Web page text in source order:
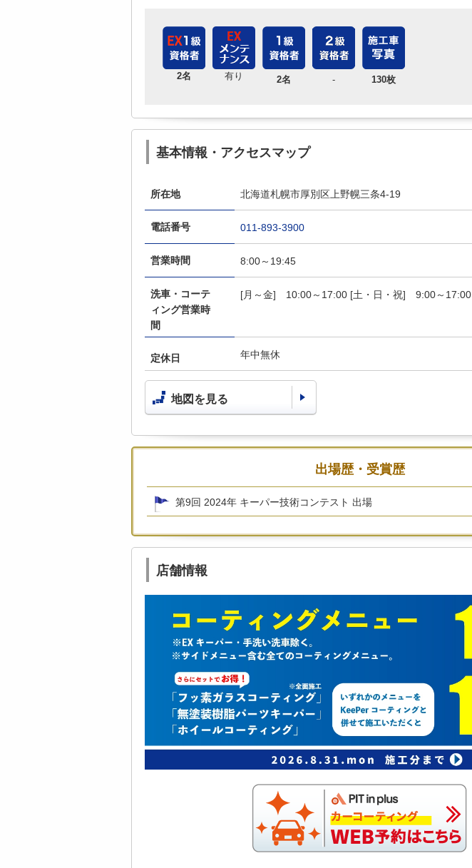
2名 有り 2名 - 130枚
基本情報・アクセスマップ
所在地 北海道札幌市厚別区上野幌三条4-19
電話番号 011-893-3900
営業時間 8:00～19:45
洗車・コーテ
ィング営業時
間
[月～金] 10:00～17:00 [土・日・祝] 9:00～17:00
定休日 年中無休
地図を見る
出場歴・受賞歴
第9回 2024年 キーパー技術コンテスト 出場
店舗情報